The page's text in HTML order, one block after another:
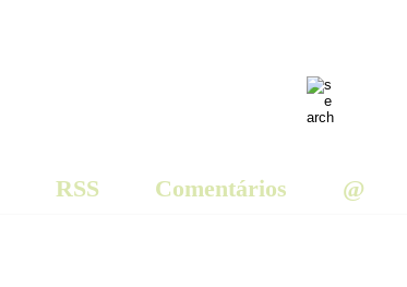
RSS Comentários @